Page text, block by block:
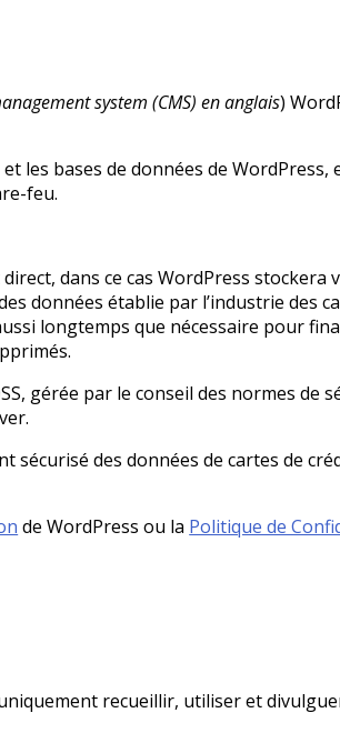
system (CMS) en anglais)
les bases de données de WordPress,
feu.
dans ce cas WordPress stockera
données établie par l’industrie des
longtemps que nécessaire pour
gérée par le conseil des normes de
sécurisé des données de cartes de
de WordPress ou la Politique de
recueillir, utiliser et